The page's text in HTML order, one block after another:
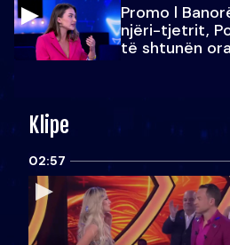
Promo l
njëri-tjetrit,
të shtunën
Klipe
02:57